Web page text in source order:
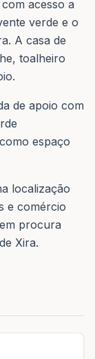
acesso a
verde e o
A casa de
toalheiro
de apoio com
espaço
localização
e comércio
procura
Xira.